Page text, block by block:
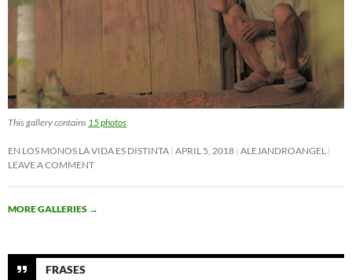
This gallery contains 15 photos
EN LOS MONOS LA VIDA ES DISTINTA APRIL 5, 2018 ALEJANDROANGEL
LEAVE A COMMENT
MORE GALLERIES →
FRASES